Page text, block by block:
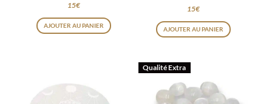
15€
AJOUTER AU PANIER
15€
AJOUTER AU PANIER
Qualité Extra